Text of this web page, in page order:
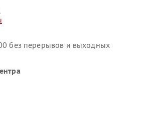
без перерывов и выходных